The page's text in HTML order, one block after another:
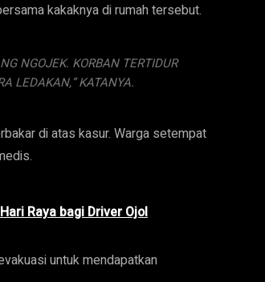
kakaknya di rumah tersebut.
NGOJEK. KORBAN TERTIDUR
LEDAKAN,” KATANYA.
di atas kasur. Warga setempat
Raya bagi Driver Ojol
untuk mendapatkan